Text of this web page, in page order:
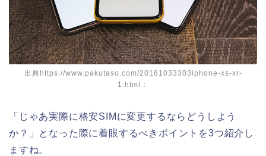
出典https://www.pakutaso.com/20181033303iphone-xs-xr-
1.html：
「じゃあ実際に格安SIMに変更するならどうしよう
か？」となった際に着眼するべきポイントを3つ紹介し
ますね。